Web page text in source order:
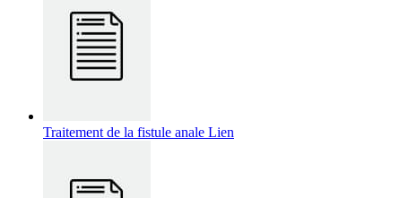
Traitement de la fistule anale Lien